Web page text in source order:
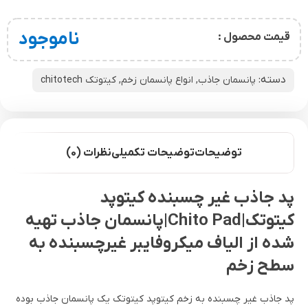
قیمت محصول : ناموجود
دسته: پانسمان جاذب, انواع پانسمان زخم, کیتوتک chitotech
توضیحاتتوضیحات تکمیلینظرات (0)
پد جاذب غیر چسبنده کیتوپد
کیتوتک|Chito Pad|
پانسمان جاذب تهیه
شده از الیاف میکروفایبر غیرچسبنده به
سطح زخم
پد جاذب غیر چسبنده به زخم کیتوپد کیتوتک یک پانسمان جاذب بوده